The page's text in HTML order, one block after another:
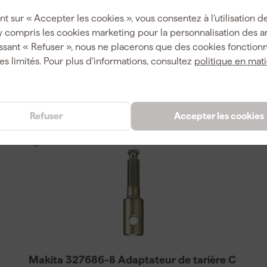
sur « Accepter les cookies », vous consentez à l’utilisation
compris les cookies marketing pour la personnalisation des
« Refuser », nous ne placerons que des cookies
limités. Pour plus d’informations, consultez politique en
Accepter les cookies
Refuser
Livré lundi
42,29
Makita 327686-8 Adaptateur de tarière C